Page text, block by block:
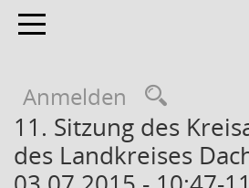
Toggle navigation
Anmelden
11. Sitzung des
des Landkreises